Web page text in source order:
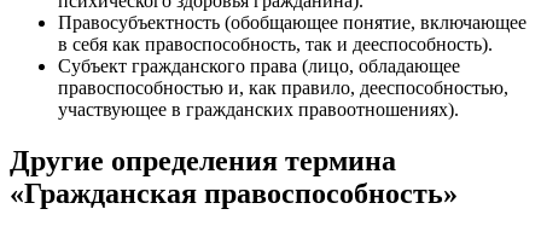
Правосубъектность (обобщающее понятие, включающее
в себя как правоспособность, так и дееспособность).
Субъект гражданского права (лицо, обладающее
правоспособностью и, как правило, дееспособностью,
участвующее в гражданских правоотношениях).
Другие определения термина
«Гражданская правоспособность»